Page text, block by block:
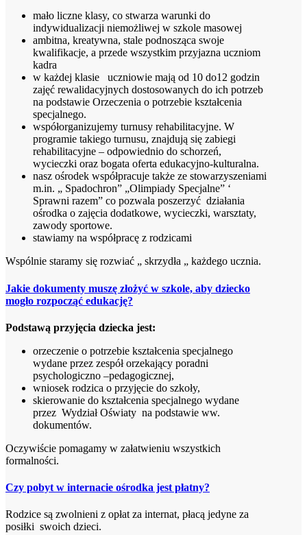
mało liczne klasy, co stwarza warunki do
indywidualizacji niemożliwej w szkole masowej
ambitna, kreatywna, stale podnosząca swoje
kwalifikacje, a przede wszystkim przyjazna uczniom
kadra
w każdej klasie uczniowie mają od 10 do12 godzin
zajęć rewalidacyjnych dostosowanych do ich potrzeb
na podstawie Orzeczenia o potrzebie kształcenia
specjalnego.
współorganizujemy turnusy rehabilitacyjne. W
programie takiego turnusu, znajdują się zabiegi
rehabilitacyjne – odpowiednio do schorzeń,
wycieczki oraz bogata oferta edukacyjno-kulturalna.
nasz ośrodek współpracuje także ze stowarzyszeniami
m.in. „ Spadochron” „Olimpiady Specjalne” ‘
Sprawni razem” co pozwala poszerzyć działania
ośrodka o zajęcia dodatkowe, wycieczki, warsztaty,
zawody sportowe.
stawiamy na współpracę z rodzicami
Wspólnie staramy się rozwiać „ skrzydła „ każdego ucznia.
Jakie dokumenty muszę złożyć w szkole, aby dziecko
mogło rozpocząć edukację?
Podstawą przyjęcia dziecka jest:
orzeczenie o potrzebie kształcenia specjalnego
wydane przez zespół orzekający poradni
psychologiczno –pedagogicznej,
wniosek rodzica o przyjęcie do szkoły,
skierowanie do kształcenia specjalnego wydane
przez Wydział Oświaty na podstawie ww.
dokumentów.
Oczywiście pomagamy w załatwieniu wszystkich
formalności.
Czy pobyt w internacie ośrodka jest płatny?
Rodzice są zwolnieni z opłat za internat, płacą jedyne za
posiłki swoich dzieci.